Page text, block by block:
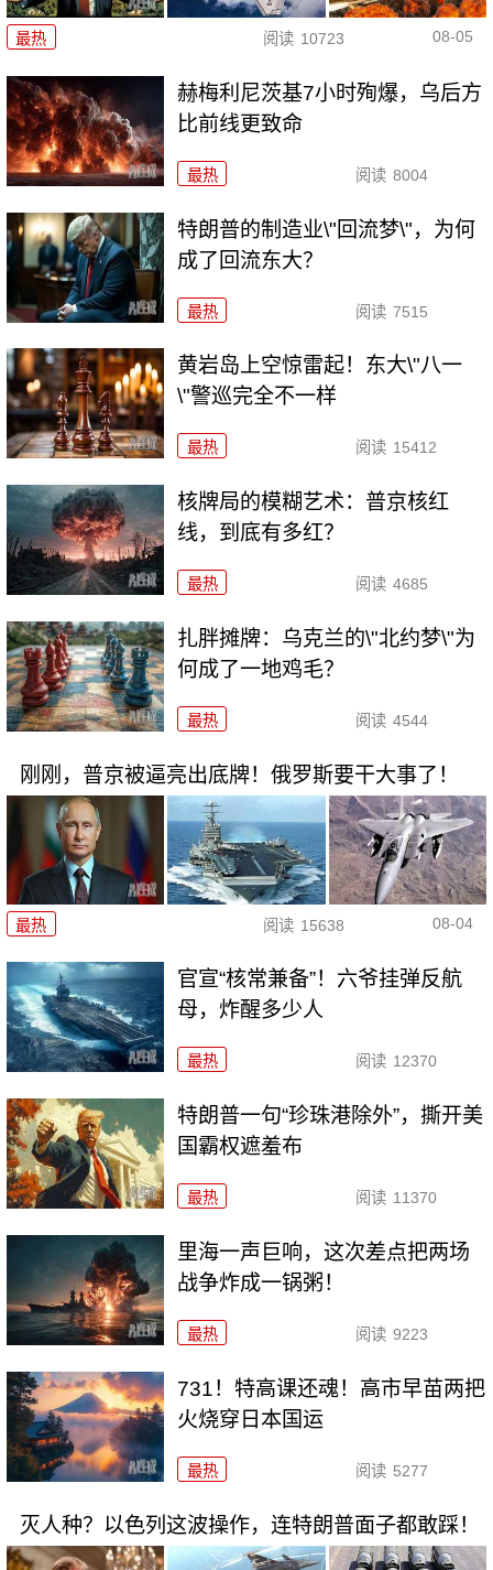
最热 阅读 10723 08-05
赫梅利尼茨基7小时殉爆，乌后方
比前线更致命
最热 阅读 8004
特朗普的制造业\"回流梦\"，为何
成了回流东大？
最热 阅读 7515
黄岩岛上空惊雷起！东大\"八一
\"警巡完全不一样
最热 阅读 15412
核牌局的模糊艺术：普京核红
线，到底有多红？
最热 阅读 4685
扎胖摊牌：乌克兰的\"北约梦\"为
何成了一地鸡毛？
最热 阅读 4544
刚刚，普京被逼亮出底牌！俄罗斯要干大事了！
最热 阅读 15638 08-04
官宣“核常兼备”！六爷挂弹反航
母，炸醒多少人
最热 阅读 12370
特朗普一句“珍珠港除外”，撕开美
国霸权遮羞布
最热 阅读 11370
里海一声巨响，这次差点把两场
战争炸成一锅粥！
最热 阅读 9223
731！特高课还魂！高市早苗两把
火烧穿日本国运
最热 阅读 5277
灭人种？以色列这波操作，连特朗普面子都敢踩！